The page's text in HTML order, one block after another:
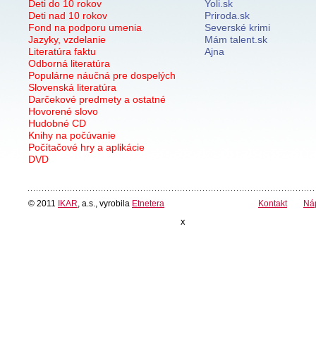
Deti do 10 rokov
Deti nad 10 rokov
Fond na podporu umenia
Jazyky, vzdelanie
Literatúra faktu
Odborná literatúra
Populárne náučná pre dospelých
Slovenská literatúra
Darčekové predmety a ostatné
Hovorené slovo
Hudobné CD
Knihy na počúvanie
Počítačové hry a aplikácie
DVD
Yoli.sk
Priroda.sk
Severské krimi
Mám talent.sk
Ajna
© 2011 IKAR , a.s., vyrobila Etnetera Kontakt
x